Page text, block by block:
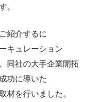
。
紹介するに
キュレーション
同社の大手企業開拓
功に導いた
材を行いました。